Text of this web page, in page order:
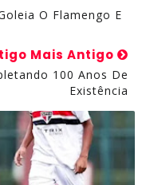
O Flamengo E
Mais Antigo
100 Anos De
Existência